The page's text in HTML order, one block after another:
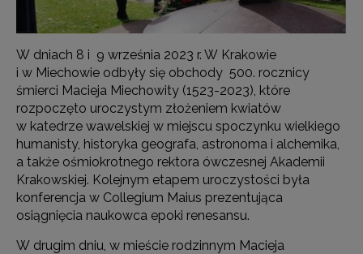
W dniach 8 i 9 września 2023 r. W Krakowie
i w Miechowie odbyły się obchody 500. rocznicy
śmierci Macieja Miechowity (1523-2023), które
rozpoczęto uroczystym złożeniem kwiatów
w katedrze wawelskiej w miejscu spoczynku wielkiego
humanisty, historyka geografa, astronoma i alchemika,
a także ośmiokrotnego rektora ówczesnej Akademii
Krakowskiej. Kolejnym etapem uroczystości była
konferencja w Collegium Maius prezentująca
osiągnięcia naukowca epoki renesansu.
W drugim dniu, w mieście rodzinnym Macieja